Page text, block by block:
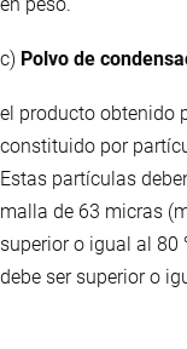
c) Polvo de
el producto obtenido
constituido por
Estas partículas
malla de 63 micras
superior o igual al 80
debe ser superior o